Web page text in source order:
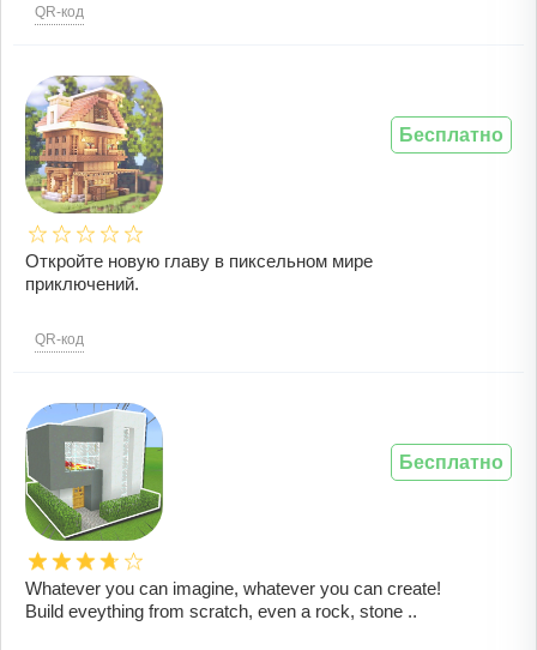
QR-код
Откройте новую главу в пиксельном мире
приключений.
QR-код
Бесплатно
Whatever you can imagine, whatever you can create!
Build eveything from scratch, even a rock, stone ..
Бесплатно